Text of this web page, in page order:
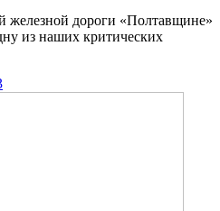
дороги «Полтавщине»
из наших критических